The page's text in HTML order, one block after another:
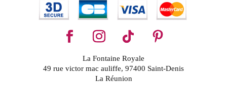
La Fontaine Royale
49 rue victor mac auliffe, 97400 Saint-Denis
La Réunion